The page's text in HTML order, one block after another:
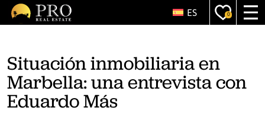
ES 0
Situación inmobiliaria en
Marbella: una entrevista con
Eduardo Más